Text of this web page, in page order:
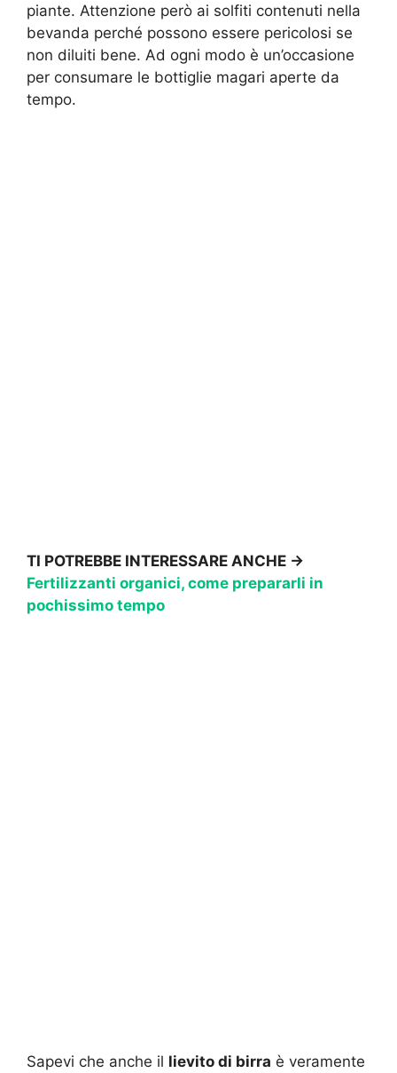
piante. Attenzione però ai solfiti contenuti nella
bevanda perché possono essere pericolosi se
non diluiti bene. Ad ogni modo è un’occasione
per consumare le bottiglie magari aperte da
tempo.
TI POTREBBE INTERESSARE ANCHE ->
Fertilizzanti organici, come prepararli in
pochissimo tempo
Sapevi che anche il lievito di birra è veramente